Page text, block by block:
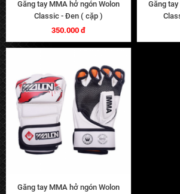
Găng tay MMA hở ngón Wolon
Classic - Đen ( cặp )
350.000 đ
Găng
Găng tay MMA hở ngón Wolon